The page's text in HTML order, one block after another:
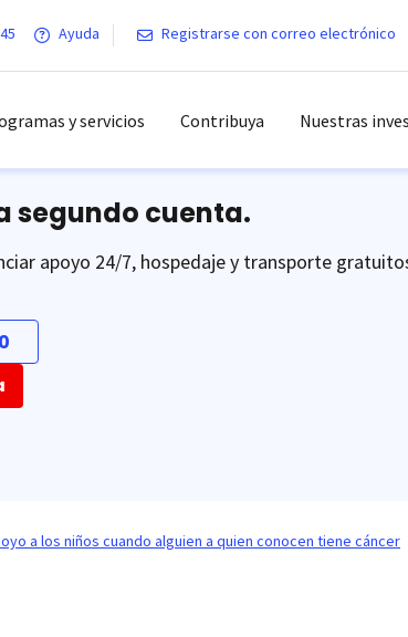
Ayuda Registrarse con correo electrónico
y servicios Contribuya Nuestras
segundo cuenta.
apoyo 24/7, hospedaje y transporte
a los niños cuando alguien a quien conocen tiene cáncer